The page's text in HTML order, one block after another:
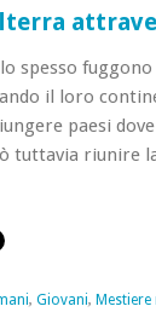
spesso
il loro
paesi
tuttavia riunire
, Giovani,